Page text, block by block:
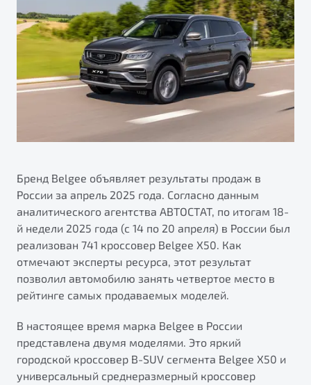
Автомобили в наличии
Тест-драйв
Бренд Belgee объявляет результаты продаж в
России за апрель 2025 года. Согласно данным
аналитического агентства АВТОСТАТ, по итогам 18-
й недели 2025 года (с 14 по 20 апреля) в России был
реализован 741 кроссовер Belgee X50. Как
отмечают эксперты ресурса, этот результат
позволил автомобилю занять четвертое место в
рейтинге самых продаваемых моделей.
В настоящее время марка Belgee в России
представлена двумя моделями. Это яркий
городской кроссовер B-SUV сегмента Belgee X50 и
универсальный среднеразмерный кроссовер